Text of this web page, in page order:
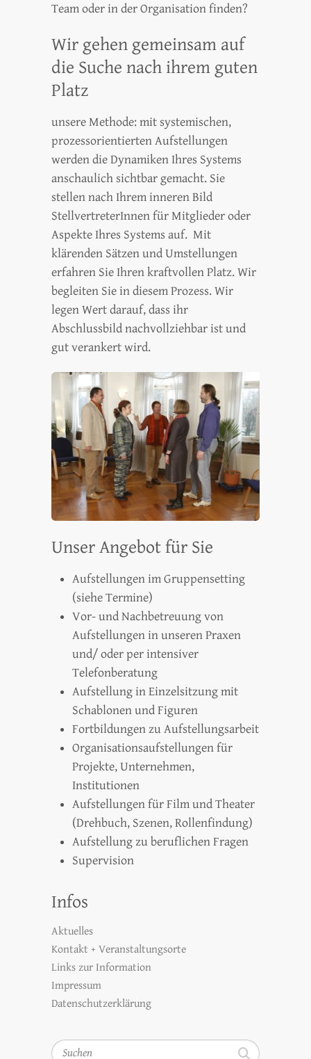
Team oder in der Organisation finden?
Wir gehen gemeinsam auf
die Suche nach ihrem guten
Platz
unsere Methode: mit systemischen,
prozessorientierten Aufstellungen
werden die Dynamiken Ihres Systems
anschaulich sichtbar gemacht. Sie
stellen nach Ihrem inneren Bild
StellvertreterInnen für Mitglieder oder
Aspekte Ihres Systems auf. Mit
klärenden Sätzen und Umstellungen
erfahren Sie Ihren kraftvollen Platz. Wir
begleiten Sie in diesem Prozess. Wir
legen Wert darauf, dass ihr
Abschlussbild nachvollziehbar ist und
gut verankert wird.
Unser Angebot für Sie
Aufstellungen im Gruppensetting
(sieheTermine)
Vor- und Nachbetreuung von
Aufstellungen in unseren Praxen
und/ oder per intensiver
Telefonberatung
Aufstellung in Einzelsitzung mit
Schablonen und Figuren
Fortbildungen zu Aufstellungsarbeit
Organisationsaufstellungen für
Projekte, Unternehmen,
Institutionen
Aufstellungen für Film und Theater
(Drehbuch, Szenen, Rollenfindung)
Aufstellung zu beruflichen Fragen
Supervision
Infos
Aktuelles
Kontakt + Veranstaltungsorte
Links zur Information
Impressum
Datenschutzerklärung
Suchen